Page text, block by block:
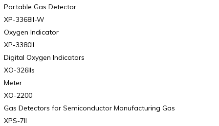
Portable Gas Detector
XP-3368II-W
Oxygen Indicator
XP-3380II
Digital Oxygen Indicators
XO-326IIs
Meter
XO-2200
Gas Detectors for Semiconductor Manufacturing Gas
XPS-7II